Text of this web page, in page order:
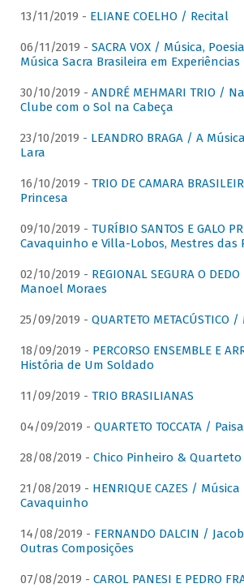
13/11/2019 - ELIANE COELHO / Recital
06/11/2019 - SACRA VOX / Música,
Música Sacra Brasileira em Experiências
30/10/2019 - ANDRÉ MEHMARI TRIO /
Clube com o Sol na Cabeça
23/10/2019 - LEANDRO BRAGA / A
Lara
16/10/2019 - TRIO DE CAMARA
Princesa
09/10/2019 - TURÍBIO SANTOS E GALO
Cavaquinho e Villa-Lobos, Mestres das
02/10/2019 - REGIONAL SEGURA O
Manoel Moraes
25/09/2019 - QUARTETO
18/09/2019 - PERCORSO ENSEMBLE E
História de Um Soldado
11/09/2019 - TRIO BRASILIANAS
04/09/2019 - QUARTETO TOCCATA /
28/08/2019 - Chico Pinheiro & Quarteto
21/08/2019 - HENRIQUE CAZES /
Cavaquinho
14/08/2019 - FERNANDO DALCIN /
Outras Composições
07/08/2019 - CAROL PANESI E PEDRO